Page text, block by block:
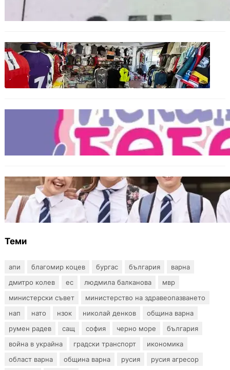
БЪЛГАРИЯ
Иззеха фалшиви стоки за близо 650 000
евро при акция във Варна и „Златни
пясъци“
Инвитро подкрепата под въпрос? „Искам
бебе“ се обяви срещу прехвърлянето на
Центъра към НЗОК
ИКОНОМИКА
Колко ще струват училищните униформи
във Варна тази година
Теми
апи благомир коцев бургас българия
варна
дмитро колев
ес людмила балканова
мвр
министерски съвет
министерство на здравеопазването
нап
нато нзок николай денков
община варна
румен радев
сащ софия черно море
българия
война в украйна
градски транспорт
икономика
област варна
община варна русия
русия агресор